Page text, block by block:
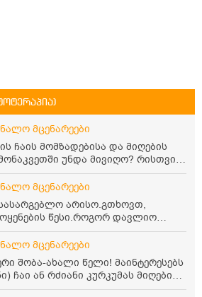
მცენარეები
ჩაის მომზადებისა და მიღების
უნდა მივიღო? რისთვის
უკუჩვენება თუ აქვს
მცენარეები
სასარგებლო არისო.გთხოვთ,
წესი.როგორ დავლიო
ლეიკოციტები მაქვს
ლეიკოციტების დონეს
მცენარეები
შობა-ახალი წელი! მაინტერესებს
ჩაი ან რძიანი კურკუმას მიღების
და წავიკითხე ასეთი ინფორმაცია: